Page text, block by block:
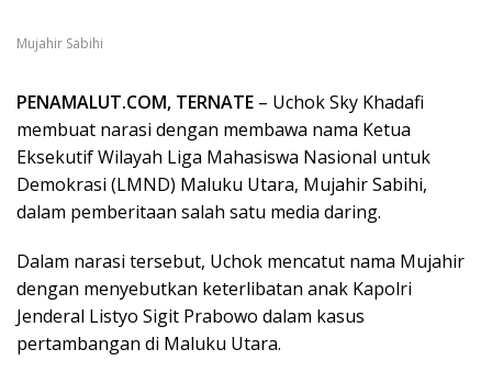
Mujahir Sabihi
PENAMALUT.COM, TERNATE – Uchok Sky Khadafi
membuat narasi dengan membawa nama Ketua
Eksekutif Wilayah Liga Mahasiswa Nasional untuk
Demokrasi (LMND) Maluku Utara, Mujahir Sabihi,
dalam pemberitaan salah satu media daring.
Dalam narasi tersebut, Uchok mencatut nama Mujahir
dengan menyebutkan keterlibatan anak Kapolri
Jenderal Listyo Sigit Prabowo dalam kasus
pertambangan di Maluku Utara.